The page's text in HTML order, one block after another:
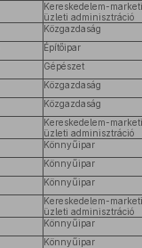
Kereskedelem-
üzleti adminisztráció
Közgazdaság
Építőipar
Gépészet
Közgazdaság
Közgazdaság
Kereskedelem-
üzleti adminisztráció
Könnyűipar
Könnyűipar
Könnyűipar
Kereskedelem-
üzleti adminisztráció
Könnyűipar
Könnyűipar